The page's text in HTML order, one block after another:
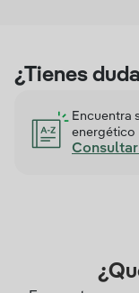
¿Tienes
Encuentra
energético